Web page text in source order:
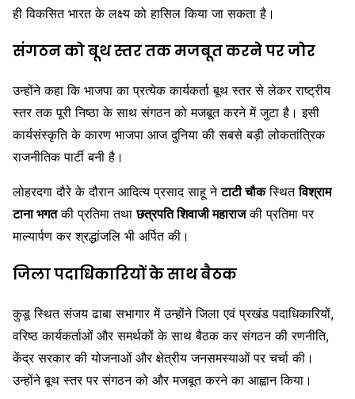
ही विकसित भारत के लक्ष्य को हासिल किया जा सकता है।
संगठन को बूथ स्तर तक मजबूत करने पर जोर
उन्होंने कहा कि भाजपा का प्रत्येक कार्यकर्ता बूथ स्तर से लेकर राष्ट्रीय
स्तर तक पूरी निष्ठा के साथ संगठन को मजबूत करने में जुटा है। इसी
कार्यसंस्कृति के कारण भाजपा आज दुनिया की सबसे बड़ी लोकतांत्रिक
राजनीतिक पार्टी बनी है।
लोहरदगा दौरे के दौरान आदित्य प्रसाद साहू नेटाटी चौकस्थितविश्राम
टाना भगतकी प्रतिमा तथाछत्रपति शिवाजी महाराजकी प्रतिमा पर
माल्यार्पण कर श्रद्धांजलि भी अर्पित की।
जिला पदाधिकारियों के साथ बैठक
कुडू स्थित संजय ढाबा सभागार में उन्होंने जिला एवं प्रखंड पदाधिकारियों,
वरिष्ठ कार्यकर्ताओं और समर्थकों के साथ बैठक कर संगठन की रणनीति,
केंद्र सरकार की योजनाओं और क्षेत्रीय जनसमस्याओं पर चर्चा की।
उन्होंने बूथ स्तर पर संगठन को और मजबूत करने का आह्वान किया।